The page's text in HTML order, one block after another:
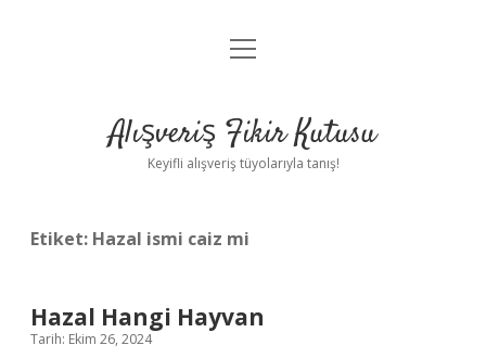
Anasayfa
Yasal Uyarı
menüyü
Alışveriş Fikir Kutusu
Keyifli alışveriş tüyolarıyla tanış!
Etiket: Hazal ismi caiz mi
Hazal Hangi Hayvan
Tarih: Ekim 26, 2024